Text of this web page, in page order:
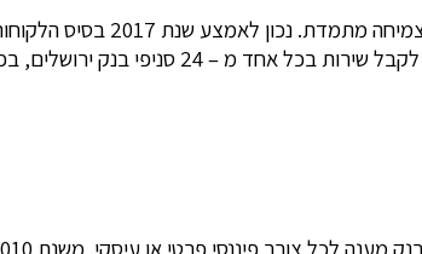
נראה שבבנק ירושלים עושים